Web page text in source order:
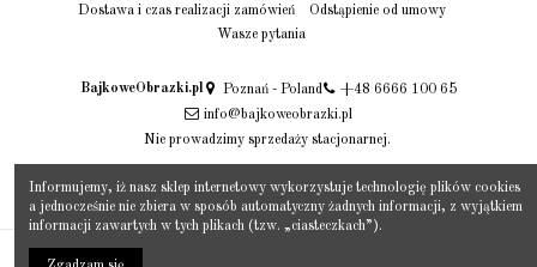
Dostawa i czas realizacji zamówień
Odstąpienie od umowy
Wasze pytania
BajkoweObrazki.pl Poznań - Poland
+48 6666 100 65
info@bajkoweobrazki.pl
Nie prowadzimy sprzedaży stacjonarnej.
BajkoweObrazki.pl Łukasz i Marta Juszczak
Informujemy, iż nasz sklep internetowy wykorzystuje technologię plików cookies
a jednocześnie nie zbiera w sposób automatyczny żadnych informacji, z wyjątkiem
informacji zawartych w tych plikach (tzw. „ciasteczkach”).